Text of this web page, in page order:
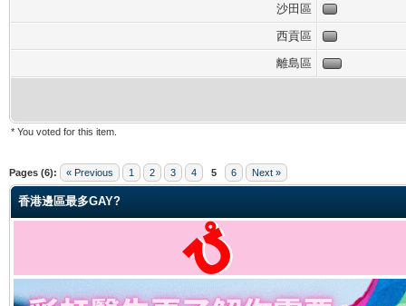
沙田區
西貢區
離島區
* You voted for this item.
Pages (6): « Previous 1 2 3 4 5 6 Next »
香港邊區最多GAY?